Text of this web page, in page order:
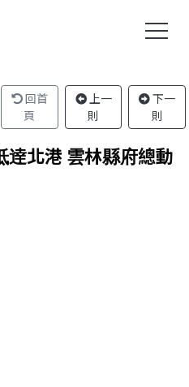
回首
頁
上一
則
下一
則
北港 雲林縣府總動